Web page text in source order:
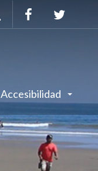
Accesibilidad